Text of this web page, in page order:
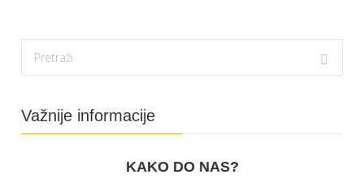
Važnije informacije
KAKO DO NAS?